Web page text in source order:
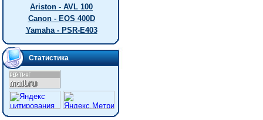
Ariston - AVL 100
Canon - EOS 400D
Yamaha - PSR-E403
Статистика